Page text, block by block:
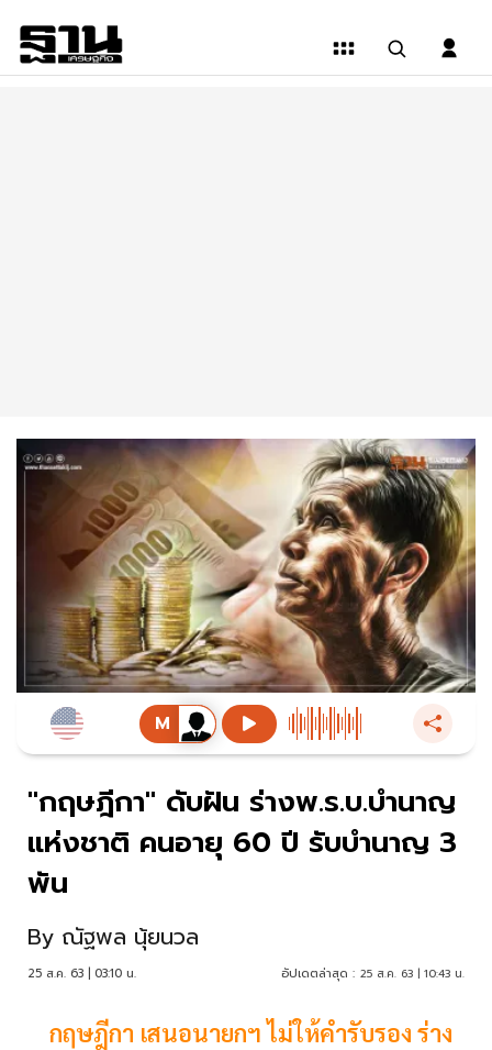
"กฤษฎีกา" ดับฝัน ร่างพ.ร.บ.บำนาญ
แห่งชาติ คนอายุ 60 ปี รับบำนาญ 3
พัน
By ณัฐพล นุ้ยนวล
25 ส.ค. 63 | 03:10 น. อัปเดตล่าสุด : 25 ส.ค. 63 | 10:43 น.
กฤษฎีกา เสนอนายกฯ ไม่ให้คำรับรอง ร่าง